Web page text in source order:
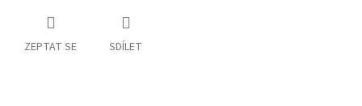
ZEPTAT SE SDÍLET